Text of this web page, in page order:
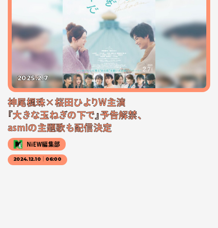
2025.2.7
神尾楓珠×桜田ひよりW主演
『大きな玉ねぎの下で』予告解禁、
asmiの主題歌も配信決定
NiEW編集部
2024.12.10｜06:00